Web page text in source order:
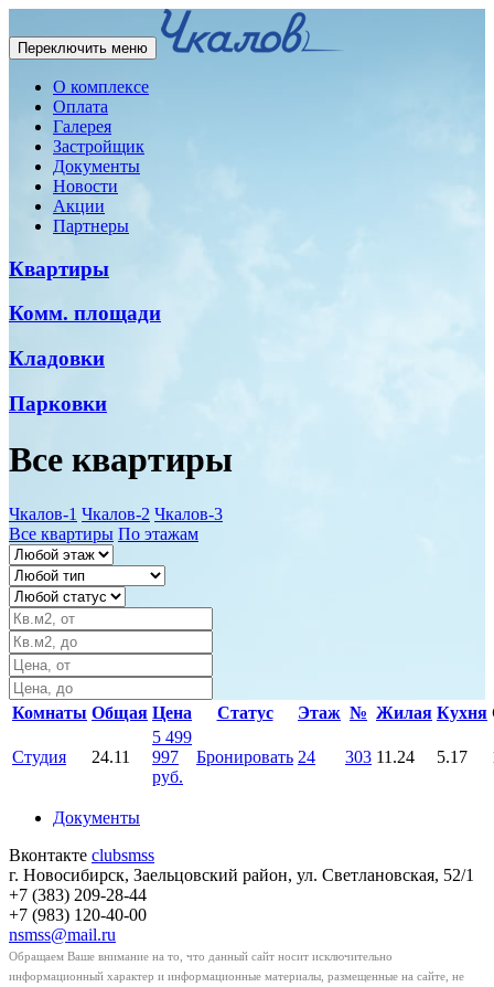
Переключить меню
О комплексе
Оплата
Галерея
Застройщик
Документы
Новости
Акции
Партнеры
Квартиры
Комм. площади
Кладовки
Парковки
Все квартиры
Чкалов-1 Чкалов-2 Чкалов-3
Все квартиры По этажам
Комнаты Общая Цена Статус Этаж № Жилая Кухня
Студия 24.11
5 499
997
руб.
Бронировать 24 303 11.24 5.17
Документы
Вконтакте clubsmss
г. Новосибирск, Заельцовский район, ул. Светлановская, 52/1
+7 (383) 209-28-44
+7 (983) 120-40-00
nsmss@mail.ru
Обращаем Ваше внимание на то, что данный сайт носит исключительно
информационный характер и информационные материалы, размещенные на сайте, не